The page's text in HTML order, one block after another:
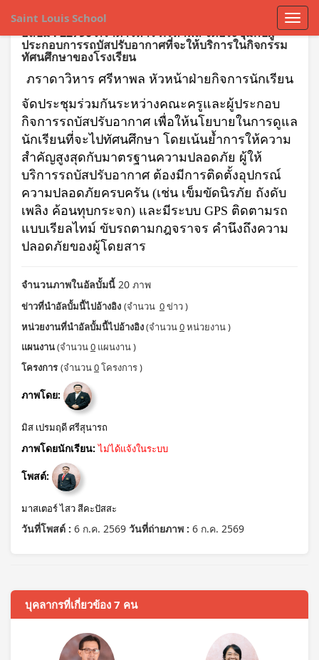
Saint Louis School
อัลบั้ม : 22790 ภราดาวิหาร ศรีหาพล จัดประชุมกับผู้
ประกอบการรถบัสปรับอากาศที่จะให้บริการในกิจกรรม
ทัศนศึกษาของโรงเรียน
ภราดาวิหาร ศรีหาพล หัวหน้าฝ่ายกิจการนักเรียน
จัดประชุมร่วมกันระหว่างคณะครูและผู้ประกอบ
กิจการรถบัสปรับอากาศ เพื่อให้นโยบายในการดูแล
นักเรียนที่จะไปทัศนศึกษา โดยเน้นย้ำการให้ความ
สำคัญสูงสุดกับมาตรฐานความปลอดภัย ผู้ให้
บริการรถบัสปรับอากาศ ต้องมีการติดตั้งอุปกรณ์
ความปลอดภัยครบครัน (เช่น เข็มขัดนิรภัย ถังดับ
เพลิง ค้อนทุบกระจก) และมีระบบ GPS ติดตามรถ
แบบเรียลไทม์ ขับรถตามกฎจราจร คำนึงถึงความ
ปลอดภัยของผู้โดยสาร
จำนวนภาพในอัลบั้มนี้ 20 ภาพ
ข่าวที่นำอัลบั้มนี้ไปอ้างอิง (จำนวน 0ข่าว )
หน่วยงานที่นำอัลบั้มนี้ไปอ้างอิง(จำนวน0หน่วยงาน )
แผนงาน(จำนวน0 แผนงาน )
โครงการ (จำนวน0โครงการ )
ภาพโดย:
มิส เปรมฤดี ศรีสุนารถ
ภาพโดยนักเรียน: ไม่ได้แจ้งในระบบ
โพสต์:
มาสเตอร์ ไสว สีคะปัสสะ
วันที่โพสต์ : 6 ก.ค. 2569 วันที่ถ่ายภาพ : 6 ก.ค. 2569
บุคลากรที่เกี่ยวข้อง 7 คน